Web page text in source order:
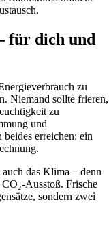
für dich und
zu
Niemand sollte frieren,
zu
und
beides erreichen: ein
das Klima – denn
Ausstoß. Frische
sondern zwei